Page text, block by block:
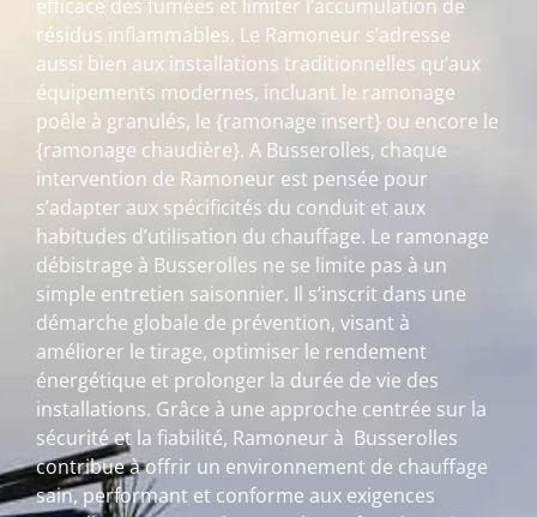
efficace des fumées et limiter l’accumulation de
résidus inflammables. Le Ramoneur s’adresse
aussi bien aux installations traditionnelles qu’aux
équipements modernes, incluant le ramonage
poêle à granulés, le {ramonage insert} ou encore le
{ramonage chaudière}. A Busserolles, chaque
intervention de Ramoneur est pensée pour
s’adapter aux spécificités du conduit et aux
habitudes d’utilisation du chauffage. Le ramonage
débistrage à Busserolles ne se limite pas à un
simple entretien saisonnier. Il s’inscrit dans une
démarche globale de prévention, visant à
améliorer le tirage, optimiser le rendement
énergétique et prolonger la durée de vie des
installations. Grâce à une approche centrée sur la
sécurité et la fiabilité, Ramoneur à Busserolles
contribue à offrir un environnement de chauffage
sain, performant et conforme aux exigences